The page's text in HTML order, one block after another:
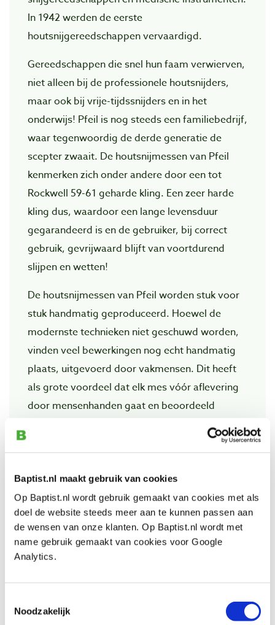
Baptist.nl maakt gebruik van cookies
Op Baptist.nl wordt gebruik gemaakt van cookies met als
doel de website steeds meer aan te kunnen passen aan
de wensen van onze klanten. Op Baptist.nl wordt met
name gebruik gemaakt van cookies voor Google
Analytics.
Noodzakelijk
In 1942 werden de eerste
houtsnijgereedschappen vervaardigd.
Gereedschappen die snel hun faam verwierven,
niet alleen bij de professionele houtsnijders,
maar ook bij vrije-tijdssnijders en in het
onderwijs! Pfeil is nog steeds een familiebedrijf,
waar tegenwoordig de derde generatie de
scepter zwaait. De houtsnijmessen van Pfeil
kenmerken zich onder andere door een tot
Rockwell 59-61 geharde kling. Een zeer harde
kling dus, waardoor een lange levensduur
gegarandeerd is en de gebruiker, bij correct
gebruik, gevrijwaard blijft van voortdurend
slijpen en wetten!
De houtsnijmessen van Pfeil worden stuk voor
stuk handmatig geproduceerd. Hoewel de
modernste technieken niet geschuwd worden,
vinden veel bewerkingen nog echt handmatig
plaats, uitgevoerd door vakmensen. Dit heeft
als grote voordeel dat elk mes vóór aflevering
door mensenhanden gaat en beoordeeld
wordt. U zult het zelf merken: Pfeil staat voor
topkwaliteit! Het vele handmatige werk dat aan
verbonden, heeft ook een nadeel. Er zijn te
weinig vakmensen om aan de grote vraag naar
deze Zwitserse gutsen te voldoen.
Aangezien Pfeil al tientallen jaren weigert om
concessies aan de kwaliteit te doen, staat het
merk dan ook niet alleen om zijn uitstekende
levertijden bekend. Bij Baptist voor